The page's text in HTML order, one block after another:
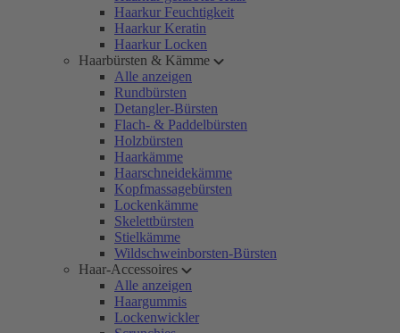
Haarkur Feuchtigkeit
Haarkur Keratin
Haarkur Locken
Haarbürsten & Kämme
Alle anzeigen
Rundbürsten
Detangler-Bürsten
Flach- & Paddelbürsten
Holzbürsten
Haarkämme
Haarschneidekämme
Kopfmassagebürsten
Lockenkämme
Skelettbürsten
Stielkämme
Wildschweinborsten-Bürsten
Haar-Accessoires
Alle anzeigen
Haargummis
Lockenwickler